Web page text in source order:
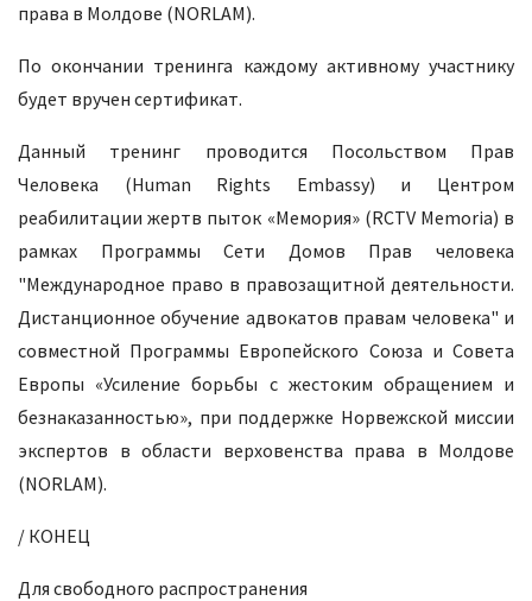
права в Молдове (NORLAM).
По окончании тренинга каждому активному участнику
будет вручен сертификат.
Данный тренинг проводится Посольством Прав
Человека (Human Rights Embassy) и Центром
реабилитации жертв пыток «Мемория» (RCTV Memoria) в
рамках Программы Сети Домов Прав человека
"Международное право в правозащитной деятельности.
Дистанционное обучение адвокатов правам человека" и
совместной Программы Европейского Союза и Совета
Европы «Усиление борьбы с жестоким обращением и
безнаказанностью», при поддержке Норвежской миссии
экспертов в области верховенства права в Молдове
(NORLAM).
/ КОНЕЦ
Для свободного распространения